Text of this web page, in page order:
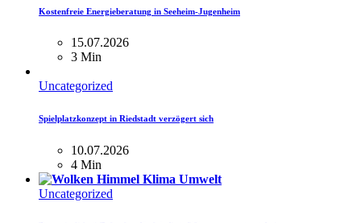
Kostenfreie Energieberatung in Seeheim-Jugenheim
15.07.2026
3 Min
Uncategorized
Spielplatzkonzept in Riedstadt verzögert sich
10.07.2026
4 Min
Uncategorized